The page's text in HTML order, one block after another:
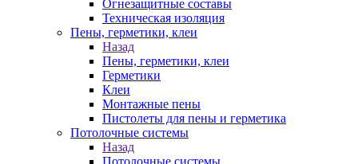
Огнезащитные составы
Техническая изоляция
Пены, герметики, клеи
Назад
Пены, герметики, клеи
Герметики
Клеи
Монтажные пены
Пистолеты для пены и герметика
Потолочные системы
Назад
Потолочные системы